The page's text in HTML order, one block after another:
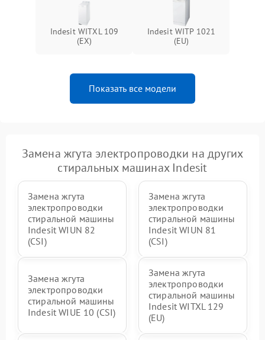
Indesit WITXL 109
(EX)
Indesit WITP 1021
(EU)
Показать все модели
Замена жгута электропроводки на других
стиральных машинах Indesit
Замена жгута
электропроводки
стиральной машины
Indesit WIUN 82
(CSI)
Замена жгута
электропроводки
стиральной машины
Indesit WIUN 81
(CSI)
Замена жгута
электропроводки
стиральной машины
Indesit WIUE 10 (CSI)
Замена жгута
электропроводки
стиральной машины
Indesit WITXL 129
(EU)